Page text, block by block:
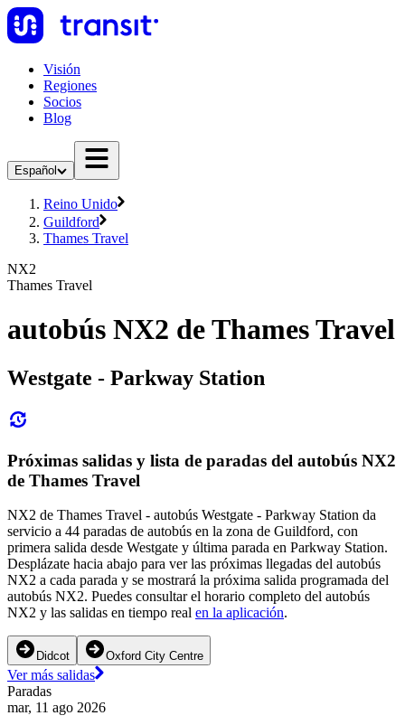
Visión
Regiones
Socios
Blog
Español
Reino Unido
Guildford
Thames Travel
NX2
Thames Travel
autobús NX2 de Thames Travel
Westgate - Parkway Station
Próximas salidas y lista de paradas del autobús NX2
de Thames Travel
NX2 de Thames Travel - autobús Westgate - Parkway Station da
servicio a 44 paradas de autobús en la zona de Guildford, con
primera salida desde Westgate y última parada en Parkway Station.
Desplázate hacia abajo para ver las próximas llegadas del autobús
NX2 a cada parada y se mostrará la próxima salida programada del
autobús NX2. Puedes consultar el horario completo del autobús
NX2 y las salidas en tiempo real en la aplicación.
Didcot Oxford City Centre
Ver más salidas
Paradas
mar, 11 ago 2026